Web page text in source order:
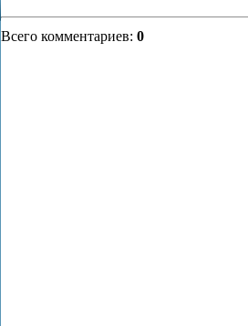
Всего комментариев: 0